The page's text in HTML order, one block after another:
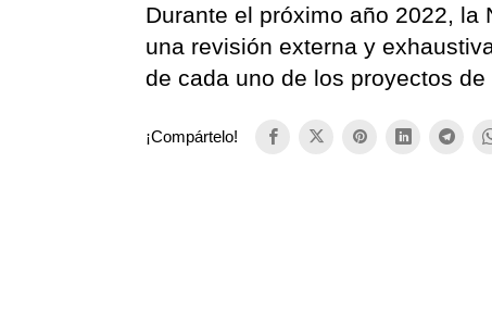
Durante el próximo año 2022, la
una revisión externa y
de cada uno de los proyectos
¡Compártelo!